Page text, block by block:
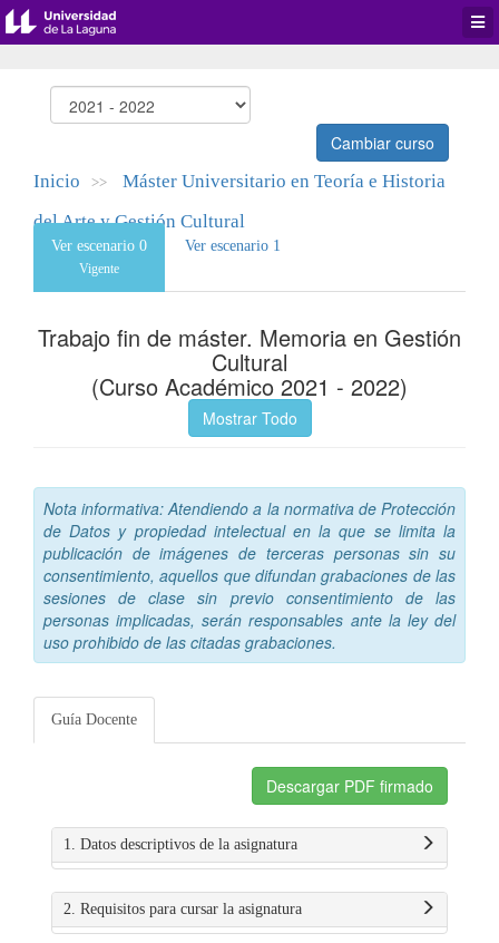
Cambiar curso
Inicio >>
Máster Universitario en Teoría e Historia
del Arte y Gestión Cultural
Ver escenario 0
Vigente
Ver escenario 1
Trabajo fin de máster. Memoria en Gestión
Cultural
(Curso Académico 2021 - 2022)
Mostrar Todo
Nota informativa: Atendiendo a la normativa de Protección
de Datos y propiedad intelectual en la que se limita la
publicación de imágenes de terceras personas sin su
consentimiento, aquellos que difundan grabaciones de las
sesiones de clase sin previo consentimiento de las
personas implicadas, serán responsables ante la ley del
uso prohibido de las citadas grabaciones.
Guía Docente
Descargar PDF firmado
1. Datos descriptivos de la asignatura
2. Requisitos para cursar la asignatura